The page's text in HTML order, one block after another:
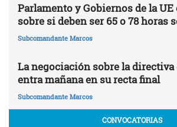
Parlamento y Gobiernos de la UE
sobre si deben ser 65 o 78 horas
Subcomandante Marcos
La negociación sobre la directiva
entra mañana en su recta final
Subcomandante Marcos
CONVOCATORIAS